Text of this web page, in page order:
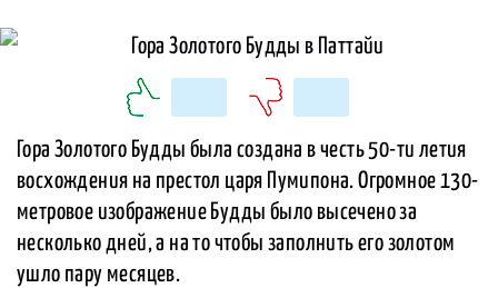
Гора Золотого Будды была создана в честь 50-ти летия
восхождения на престол царя Пумипона. Огромное 130-
метровое изображение Будды было высечено за
несколько дней, а на то чтобы заполнить его золотом
ушло пару месяцев.